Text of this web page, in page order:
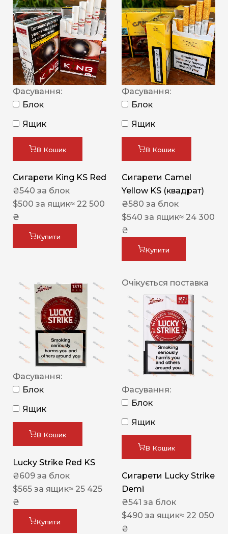
Фасування:
Блок
Ящик
В Кошик
Сигарети King KS Red
₴540 за блок
$500 за ящик≈ 22 500
₴
Купити
Фасування:
Блок
Ящик
В Кошик
Сигарети Camel
Yellow KS (квадрат)
₴580 за блок
$540 за ящик≈ 24 300
₴
Купити
Фасування:
Блок
Ящик
В Кошик
Lucky Strike Red KS
₴609 за блок
$565 за ящик≈ 25 425
₴
Купити
Очікується поставка
Фасування:
Блок
Ящик
В Кошик
Сигарети Lucky Strike
Demi
₴541 за блок
$490 за ящик≈ 22 050
₴